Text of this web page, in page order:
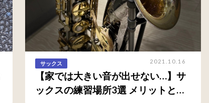
サックス 2021.10.16
【家では大きい音が出せない…】サ
ックスの練習場所3選 メリットとデ